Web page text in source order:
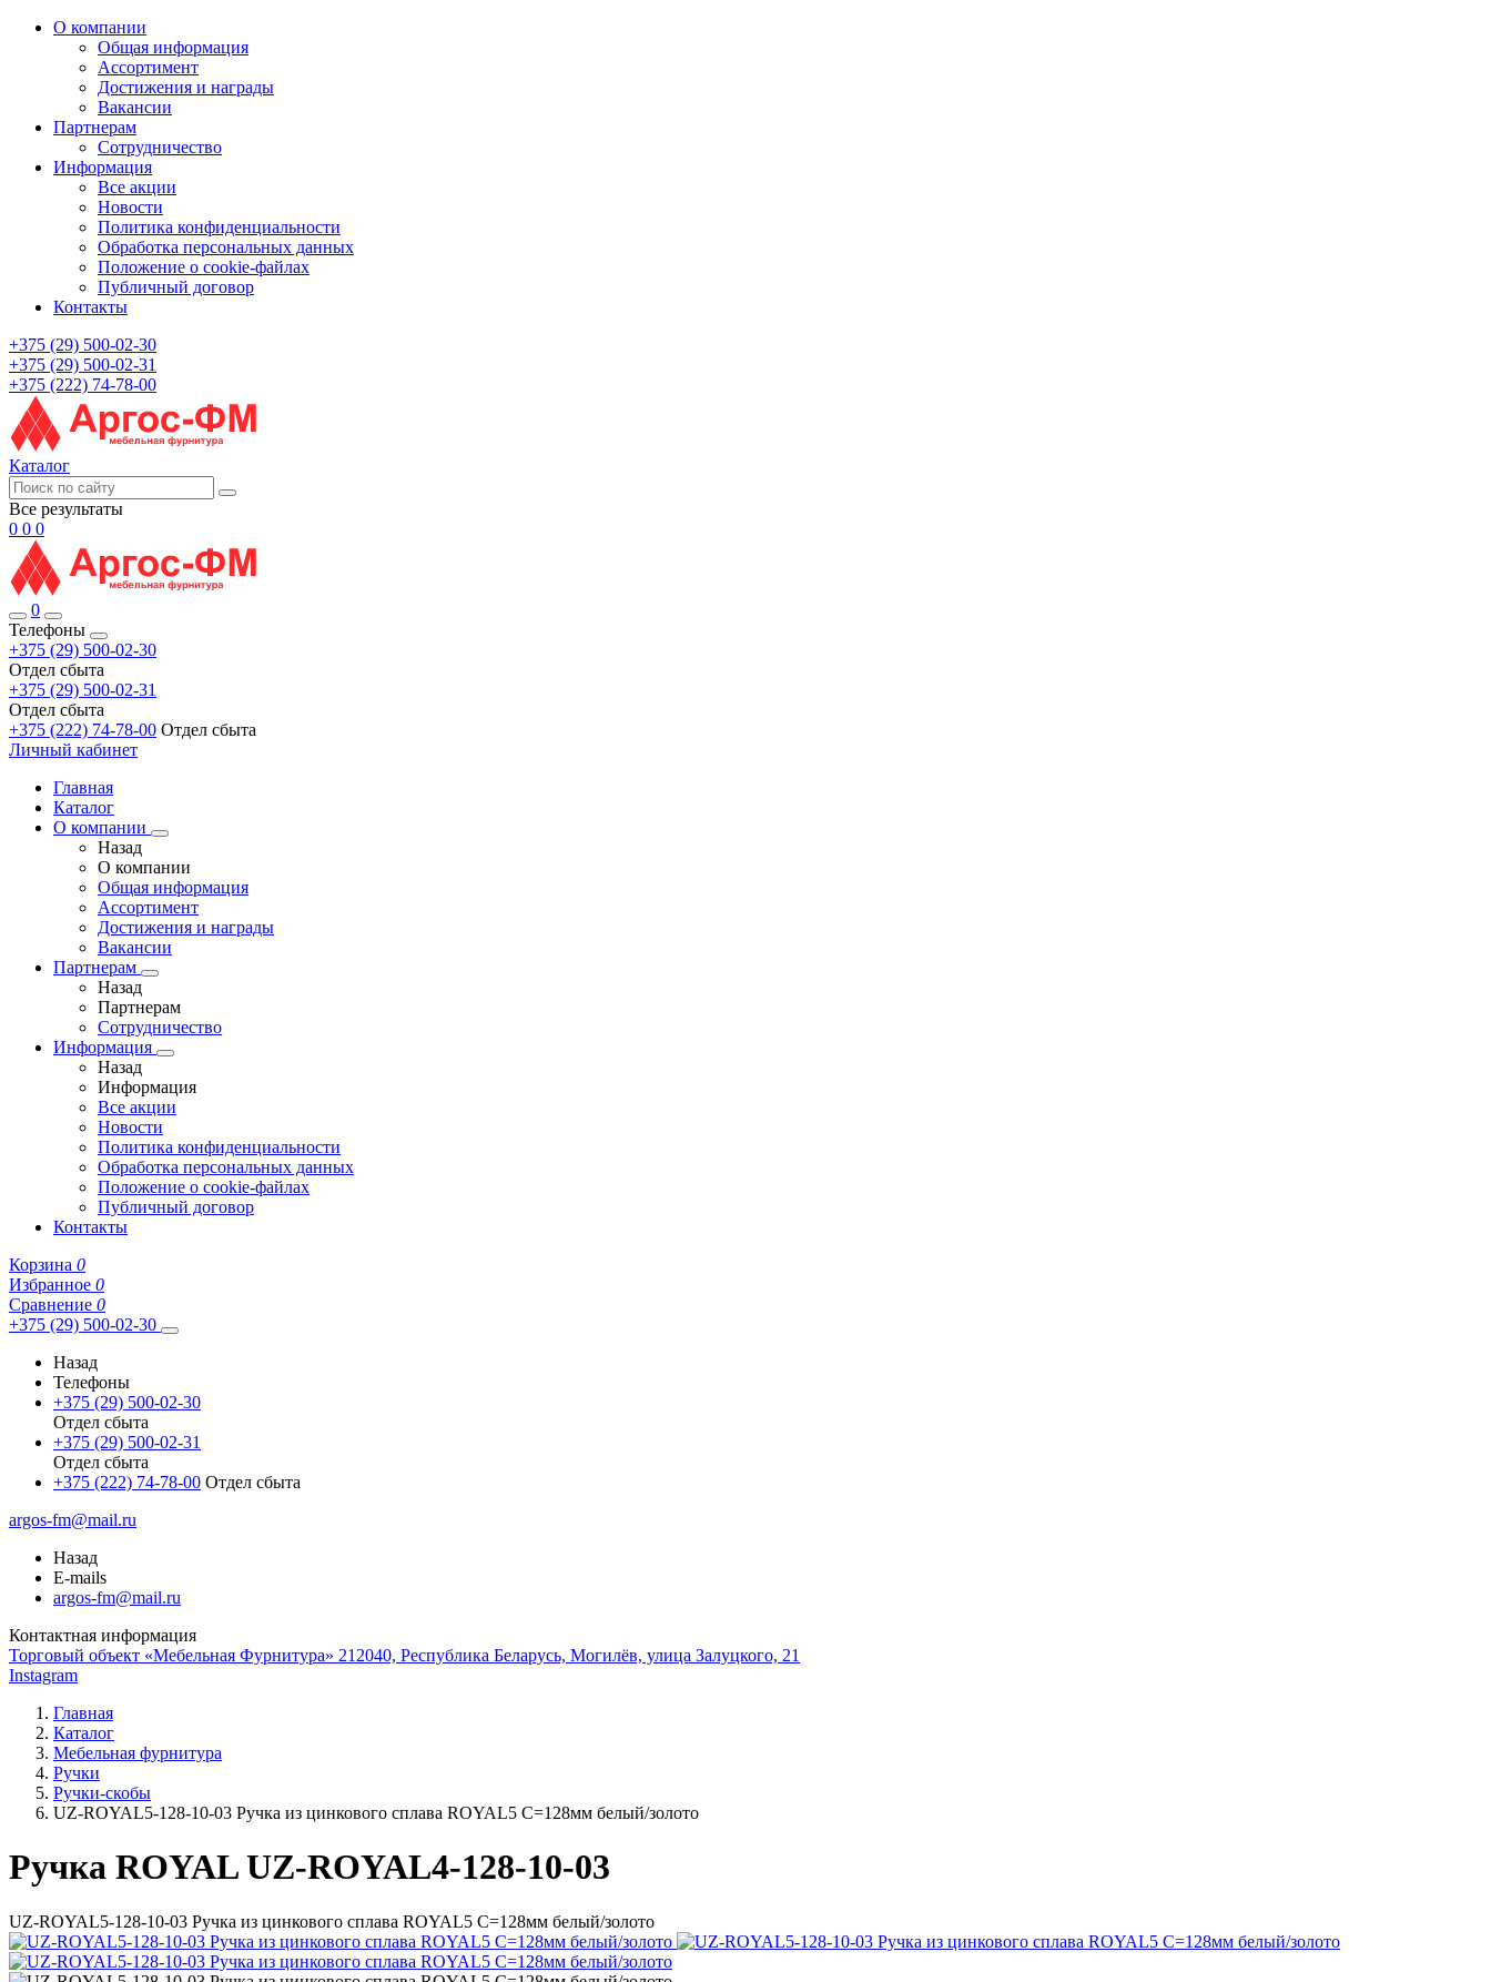
О компании
Общая информация
Ассортимент
Достижения и награды
Вакансии
Партнерам
Сотрудничество
Информация
Все акции
Новости
Политика конфиденциальности
Обработка персональных данных
Положение о cookie-файлах
Публичный договор
Контакты
+375 (29) 500-02-30
+375 (29) 500-02-31
+375 (222) 74-78-00
Каталог
Все результаты
0 0 0
0
Телефоны
+375 (29) 500-02-30
Отдел сбыта
+375 (29) 500-02-31
Отдел сбыта
+375 (222) 74-78-00 Отдел сбыта
Личный кабинет
Главная
Каталог
О компании
Назад
О компании
Общая информация
Ассортимент
Достижения и награды
Вакансии
Партнерам
Назад
Партнерам
Сотрудничество
Информация
Назад
Информация
Все акции
Новости
Политика конфиденциальности
Обработка персональных данных
Положение о cookie-файлах
Публичный договор
Контакты
Корзина 0
Избранное 0
Сравнение 0
+375 (29) 500-02-30
Назад
Телефоны
+375 (29) 500-02-30
Отдел сбыта
+375 (29) 500-02-31
Отдел сбыта
+375 (222) 74-78-00 Отдел сбыта
argos-fm@mail.ru
Назад
E-mails
argos-fm@mail.ru
Контактная информация
Торговый объект «Мебельная Фурнитура» 212040, Республика Беларусь, Могилёв, улица Залуцкого, 21
Instagram
Главная
Каталог
Мебельная фурнитура
Ручки
Ручки-скобы
UZ-ROYAL5-128-10-03 Ручка из цинкового сплава ROYAL5 C=128мм белый/золото
Ручка ROYAL UZ-ROYAL4-128-10-03
UZ-ROYAL5-128-10-03 Ручка из цинкового сплава ROYAL5 C=128мм белый/золото